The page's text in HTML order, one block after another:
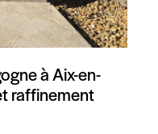
à Aix-en-
raffinement